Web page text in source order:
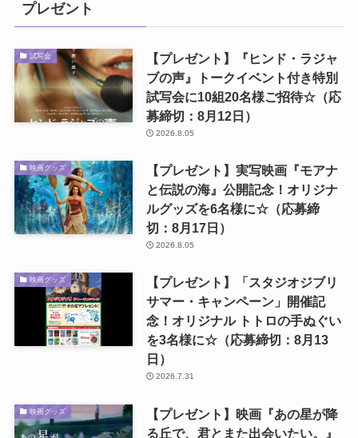
プレゼント
試写会
【プレゼント】『ヒンド・ラジャ
ブの声』トークイベント付き特別
試写会に10組20名様ご招待☆（応
募締切：8月12日）
2026.8.05
映画グッズ
【プレゼント】実写映画『モアナ
と伝説の海』公開記念！オリジナ
ルグッズを6名様に☆（応募締
切：8月17日）
2026.8.05
映画グッズ
【プレゼント】「スタジオジブリ
サマー・キャンペーン」開催記
念！オリジナル トトロの手ぬぐい
を3名様に☆（応募締切：8月13
日）
2026.7.31
映画グッズ
【プレゼント】映画『あの星が降
る丘で、君とまた出会いたい。』